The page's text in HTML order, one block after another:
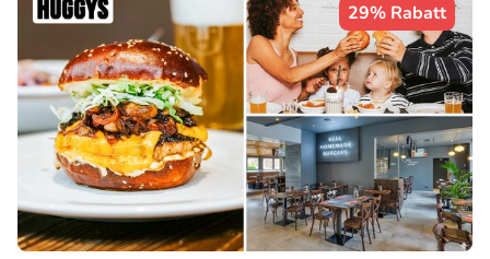
29% Rabatt